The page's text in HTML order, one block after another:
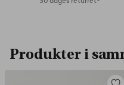
Produkter i